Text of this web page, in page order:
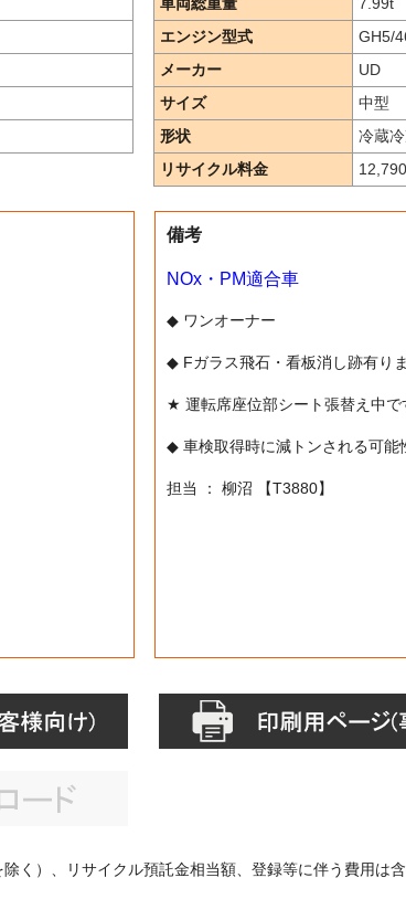
エンジン型式
GH5/
メーカー
UD
サイズ
中型
形状
冷蔵
リサイクル料金
備考
NOx・PM適合車
◆ ワンオーナー
◆ Fガラス飛石・看板消し跡有りま
★ 運転席座位部シート張替え中で
◆ 車検取得時に減トンされる可能
担当 ： 柳沼 【T3880】
く）、リサイクル預託金相当額、登録等に伴う費用は含